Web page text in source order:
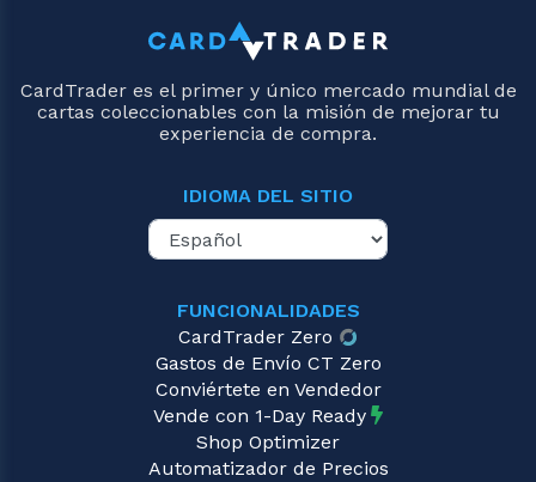
CardTrader es el primer y único mercado mundial de
cartas coleccionables con la misión de mejorar tu
experiencia de compra.
IDIOMA DEL SITIO
FUNCIONALIDADES
CardTrader Zero
Gastos de Envío CT Zero
Conviértete en Vendedor
Vende con 1-Day Ready
Shop Optimizer
Automatizador de Precios